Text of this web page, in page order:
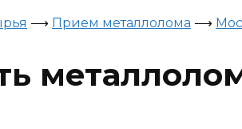
⟶ Прием металлолома ⟶